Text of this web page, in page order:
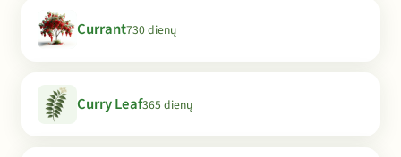
Currant730 dienų
Curry Leaf365 dienų